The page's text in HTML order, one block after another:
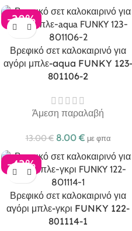
-38%
Βρεφικό σετ καλοκαιρινό για
αγόρι μπλε-aqua FUNKY 123-
801106-2
Άμεση παραλαβή
13.00€ 8.00 € με φπα
-43%
Βρεφικό σετ καλοκαιρινό για
αγόρι μπλε-γκρι FUNKY 122-
801114-1